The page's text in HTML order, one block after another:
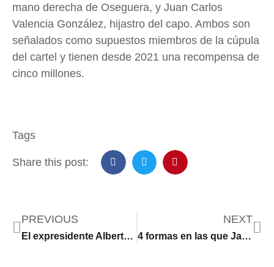
mano derecha de Oseguera, y Juan Carlos
Valencia González, hijastro del capo. Ambos son
señalados como supuestos miembros de la cúpula
del cartel y tienen desde 2021 una recompensa de
cinco millones.
Tags
Share this post:
PREVIOUS
El expresidente Alberto Fernández declara ante un juez en una causa por presunta corrupción
NEXT
4 formas en las que Javier Milei cambió a Argentina en su primer año como presidente (y cómo afectaron a su popularidad)